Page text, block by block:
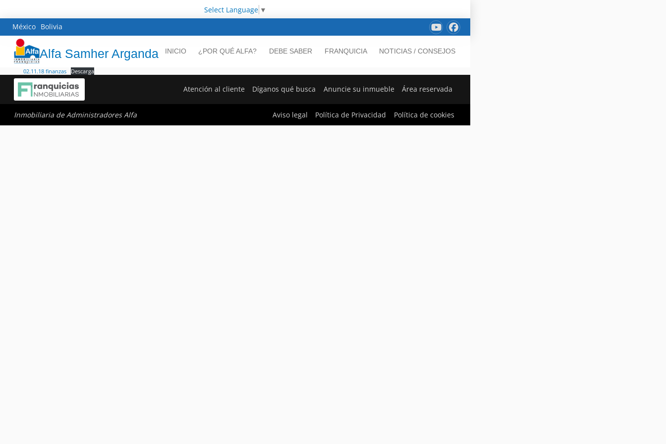
Select Language ▼
México Bolivia
Alfa Samher Arganda INICIO ¿POR QUÉ ALFA? DEBE SABER FRANQUICIA NOTICIAS / CONSEJOS
02.11.18 finanzas Descarga
Atención al cliente Díganos qué busca Anuncie su inmueble Área reservada
Inmobiliaria de Administradores Alfa Aviso legal Política de Privacidad Política de cookies